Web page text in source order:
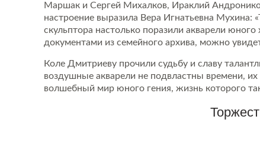
Маршак и Сергей Михалков, Ираклий
настроение выразила Вера Игнатьевна Мухина:
скульптора настолько поразили акварели
документами из семейного архива, можно
Коле Дмитриеву прочили судьбу и славу
воздушные акварели не подвластны времени, их
волшебный мир юного гения, жизнь которого